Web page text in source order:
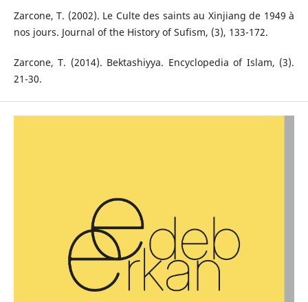
Zarcone, T. (2002). Le Culte des saints au Xinjiang de 1949 à
nos jours. Journal of the History of Sufism, (3), 133-172.
Zarcone, T. (2014). Bektashiyya. Encyclopedia of Islam, (3).
21-30.